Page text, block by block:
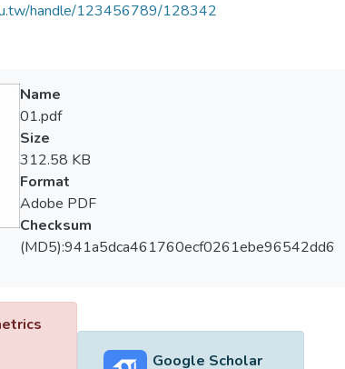
handle/123456789/128342
Name
01.pdf
Size
312.58 KB
Format
Adobe PDF
Checksum
(MD5):941a5dca461760ecf0261ebe96542dd6
Google Scholar